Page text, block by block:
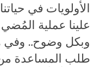
الأولويات في
علينا عملية
وبكل وضوح.. وفي
طلب المساعدة من